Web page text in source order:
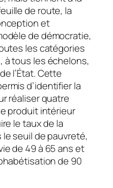
de route, la
et
de démocratie,
les catégories
tous les échelons,
l’État. Cette
d’identifier la
réaliser quatre
produit intérieur
le taux de la
seuil de pauvreté,
de 49 à 65 ans et
de 90